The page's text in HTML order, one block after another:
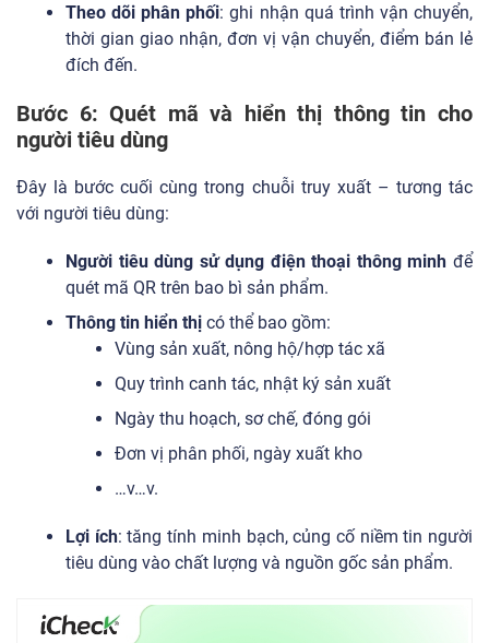
Theo dõi phân phối: ghi nhận quá trình vận chuyển,
thời gian giao nhận, đơn vị vận chuyển, điểm bán lẻ
đích đến.
Bước 6: Quét mã và hiển thị thông tin cho
người tiêu dùng
Đây là bước cuối cùng trong chuỗi truy xuất – tương tác
với người tiêu dùng:
Người tiêu dùng sử dụng điện thoại thông minh để
quét mã QR trên bao bì sản phẩm.
Thông tin hiển thị có thể bao gồm:
Vùng sản xuất, nông hộ/hợp tác xã
Quy trình canh tác, nhật ký sản xuất
Ngày thu hoạch, sơ chế, đóng gói
Đơn vị phân phối, ngày xuất kho
…v…v.
Lợi ích: tăng tính minh bạch, củng cố niềm tin người
tiêu dùng vào chất lượng và nguồn gốc sản phẩm.